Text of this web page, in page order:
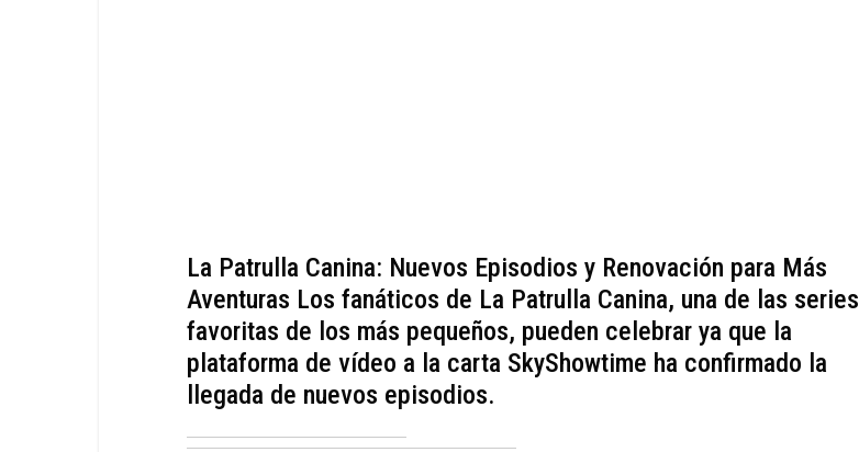
La Patrulla Canina: Nuevos Episodios y Renovación para Más
Aventuras Los fanáticos de La Patrulla Canina, una de las series
favoritas de los más pequeños, pueden celebrar ya que la
plataforma de vídeo a la carta SkyShowtime ha confirmado la
llegada de nuevos episodios.